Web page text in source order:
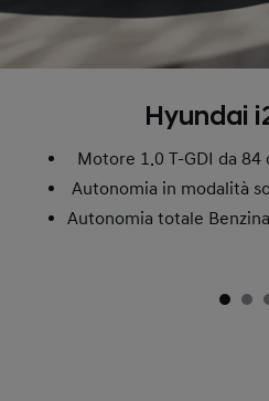
Hyundai
Motore 1.0 T-GDI da
Autonomia in modalità
Autonomia totale